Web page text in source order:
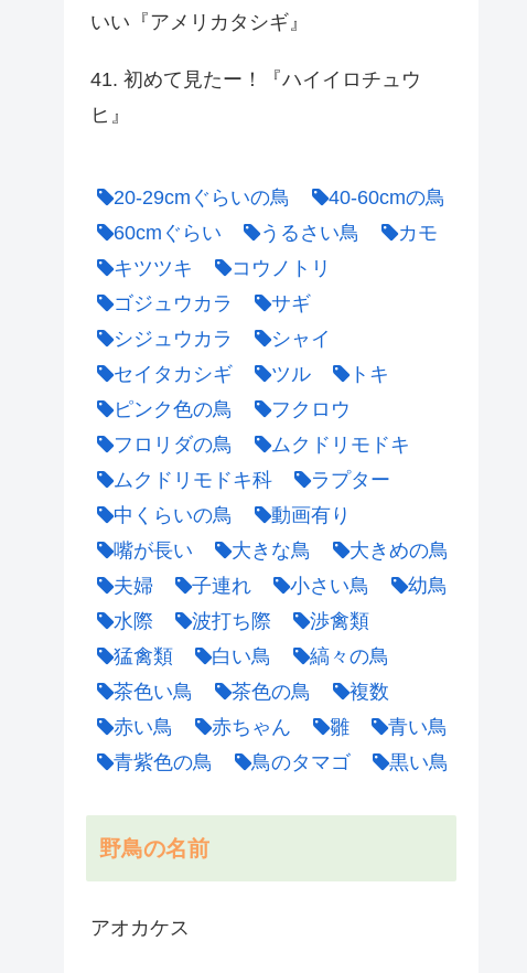
いい『アメリカタシギ』
41. 初めて見たー！『ハイイロチュウ
ヒ』
20-29cmぐらいの鳥
40-60cmの鳥
60cmぐらい
うるさい鳥
カモ
キツツキ
コウノトリ
ゴジュウカラ
サギ
シジュウカラ
シャイ
セイタカシギ
ツル
トキ
ピンク色の鳥
フクロウ
フロリダの鳥
ムクドリモドキ
ムクドリモドキ科
ラプター
中くらいの鳥
動画有り
嘴が長い
大きな鳥
大きめの鳥
夫婦
子連れ 小さい鳥
幼鳥
水際
波打ち際
渉禽類
猛禽類
白い鳥
縞々の鳥
茶色い鳥
茶色の鳥
複数
赤い鳥
赤ちゃん 雛
青い鳥
青紫色の鳥
鳥のタマゴ 黒い鳥
野鳥の名前
アオカケス